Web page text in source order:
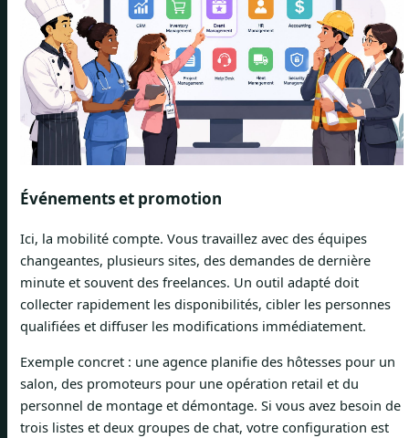
Événements et promotion
Ici, la mobilité compte. Vous travaillez avec des équipes
changeantes, plusieurs sites, des demandes de dernière
minute et souvent des freelances. Un outil adapté doit
collecter rapidement les disponibilités, cibler les personnes
qualifiées et diffuser les modifications immédiatement.
Exemple concret : une agence planifie des hôtesses pour un
salon, des promoteurs pour une opération retail et du
personnel de montage et démontage. Si vous avez besoin de
trois listes et deux groupes de chat, votre configuration est